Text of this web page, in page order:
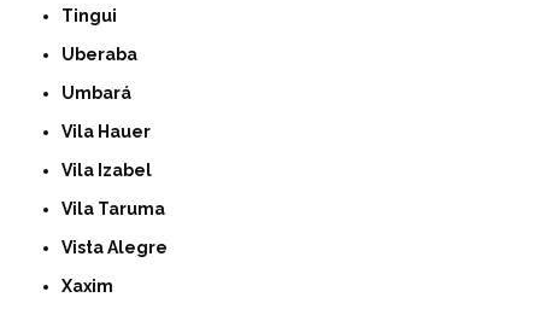
Tingui
Uberaba
Umbará
Vila Hauer
Vila Izabel
Vila Taruma
Vista Alegre
Xaxim